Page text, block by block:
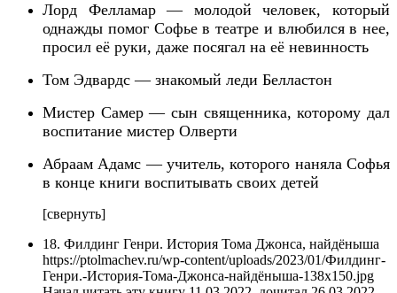
Лорд Фелламар — молодой человек, который
однажды помог Софье в театре и влюбился в нее,
просил её руки, даже посягал на её невинность
Том Эдвардс — знакомый леди Белластон
Мистер Самер — сын священника, которому дал
воспитание мистер Олверти
Абраам Адамс — учитель, которого наняла Софья
в конце книги воспитывать своих детей
[свернуть]
18. Филдинг Генри. История Тома Джонса, найдёныша
https://ptolmachev.ru/wp-content/uploads/2023/01/Филдинг-
Генри.-История-Тома-Джонса-найдёныша-138x150.jpg